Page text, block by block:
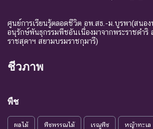
ศูนย์การเรียนรู้ตลอดชีวิต อพ.สธ.-ม.บูรพา(สนอง
อนุรักษ์พันธุกรรมพืชอันเนื่องมาจากพระราชดำริ
ราชสุดาฯ สยามบรมราชกุมารี)
ชีวภาพ
พืช
ผลไม้ พืชพรรณไม้ เรณูพืช หญ้าทะเล